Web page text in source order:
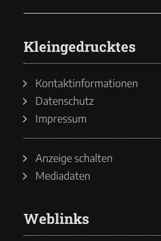
Kleingedrucktes
Kontaktinformationen
Datenschutz
Impressum
Anzeige schalten
Mediadaten
Weblinks